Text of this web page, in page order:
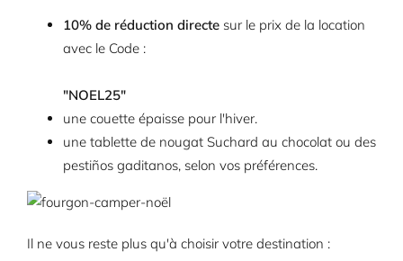
10% de réduction directesur le prix de la location
avec le Code :
"NOEL25"
une couette épaisse pour l'hiver.
une tablette de nougat Suchard au chocolat ou des
pestiños gaditanos, selon vos préférences.
Il ne vous reste plus qu'à choisir votre destination :